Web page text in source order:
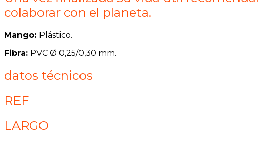
colaborar con el planeta.
Mango: Plástico.
Fibra: PVC Ø 0,25/0,30 mm.
datos técnicos
REF
LARGO